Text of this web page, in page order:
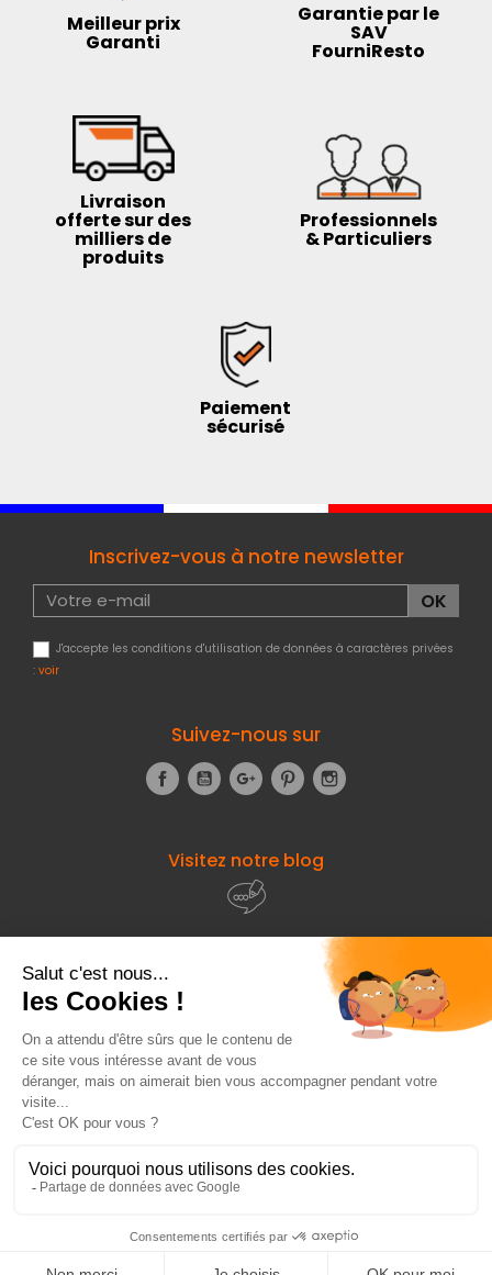
6,69 €HT
Meilleur prix
Garanti
Garantie par le
SAV
FourniResto
Livraison
offerte sur des
milliers de
produits
Professionnels
& Particuliers
Paiement
sécurisé
Inscrivez-vous à notre newsletter
J'accepte les conditions d'utilisation de données à caractères privées
: voir
Suivez-nous sur
FacebookYouTubeGoogle+Pinterest
Visitez notre blog
À propos de
Fourniresto
Entre vous et nous
Besoin d'aide ?
© 2026 - Fourniresto